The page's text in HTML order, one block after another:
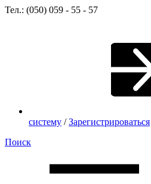
Тел.: (050) 059 - 55 - 57
систему /Зарегистрироваться
Поиск